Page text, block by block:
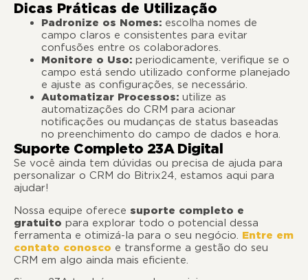
Dicas Práticas de Utilização
Padronize os Nomes: escolha nomes de
campo claros e consistentes para evitar
confusões entre os colaboradores.
Monitore o Uso: periodicamente, verifique se o
campo está sendo utilizado conforme planejado
e ajuste as configurações, se necessário.
Automatizar Processos: utilize as
automatizações do CRM para acionar
notificações ou mudanças de status baseadas
no preenchimento do campo de dados e hora.
Suporte Completo 23A Digital
Se você ainda tem dúvidas ou precisa de ajuda para
personalizar o CRM do Bitrix24, estamos aqui para
ajudar!
Nossa equipe oferece suporte completo e
gratuito para explorar todo o potencial dessa
ferramenta e otimizá-la para o seu negócio. Entre em
contato conosco e transforme a gestão do seu
CRM em algo ainda mais eficiente.